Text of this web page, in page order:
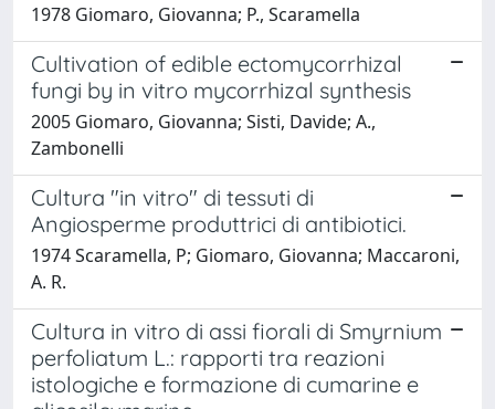
1978 Giomaro, Giovanna; P., Scaramella
Cultivation of edible ectomycorrhizal
fungi by in vitro mycorrhizal synthesis
2005 Giomaro, Giovanna; Sisti, Davide; A.,
Zambonelli
Cultura "in vitro" di tessuti di
Angiosperme produttrici di antibiotici.
1974 Scaramella, P; Giomaro, Giovanna; Maccaroni,
A. R.
Cultura in vitro di assi fiorali di Smyrnium
perfoliatum L.: rapporti tra reazioni
istologiche e formazione di cumarine e